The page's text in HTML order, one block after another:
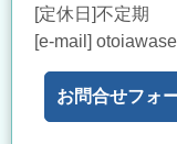
[定休日]不定期
[e-mail]
お問合せフォ